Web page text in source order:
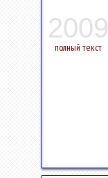
2009
полный текст